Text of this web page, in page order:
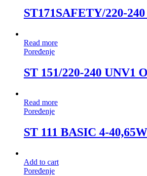
ST171SAFETY/220-
Read more
Poređenje
ST 151/220-240 UNV1
Read more
Poređenje
ST 111 BASIC 4-
Add to cart
Poređenje